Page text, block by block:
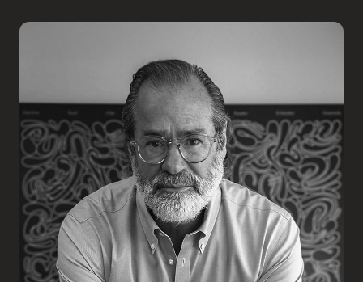
Inscribir
Boletería